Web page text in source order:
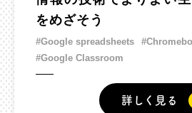
をめざそう
#Google spreadsheets
#Google Classroom
詳しく見る